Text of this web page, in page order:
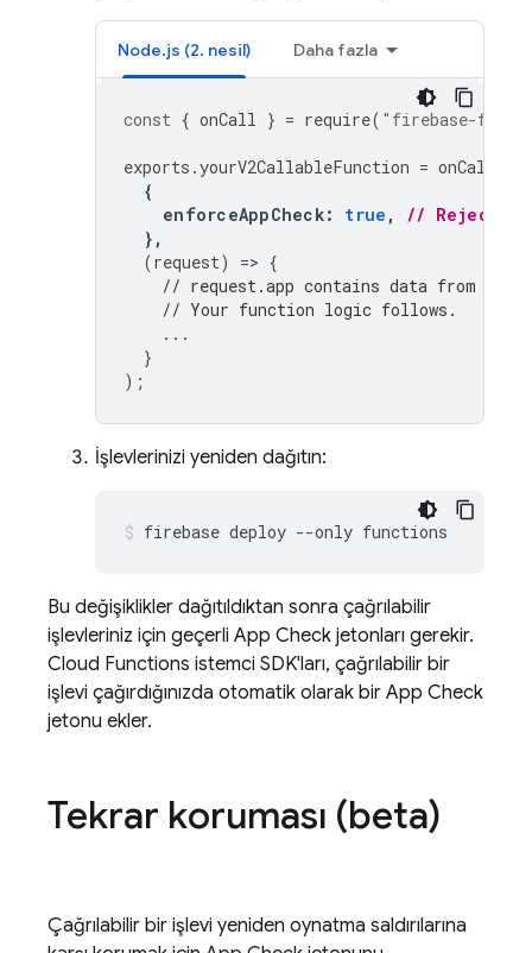
Node.js (2. nesil) Daha fazla
const { onCall } = require( "firebase-
exports .yourV2CallableFunction = onCall
{
enforceAppCheck: true ,
// Reject
},
(request) => {
// request.app contains data from App
// Your function logic follows.
...
}
);
İşlevlerinizi yeniden dağıtın:
Bu değişiklikler dağıtıldıktan sonra çağrılabilir
işlevleriniz için geçerli App Check jetonları gerekir.
Cloud Functions istemci SDK'ları, çağrılabilir bir
işlevi çağırdığınızda otomatik olarak bir App Check
jetonu ekler.
Tekrar koruması (beta)
Çağrılabilir bir işlevi yeniden oynatma saldırılarına